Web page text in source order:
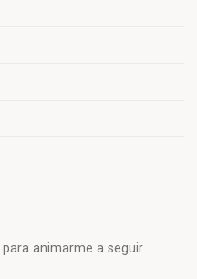
animarme a seguir